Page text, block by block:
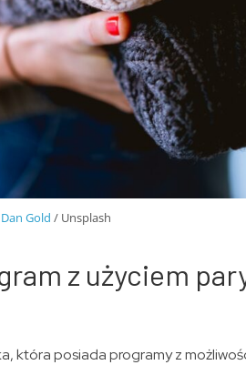
Dan Gold / Unsplash
z użyciem
która posiada programy z